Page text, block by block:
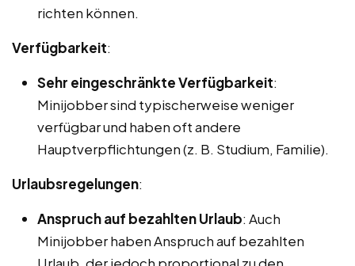
richten können.
Verfügbarkeit:
Sehr eingeschränkte Verfügbarkeit:
Minijobber sind typischerweise weniger
verfügbar und haben oft andere
Hauptverpflichtungen (z. B. Studium, Familie).
Urlaubsregelungen:
Anspruch auf bezahlten Urlaub: Auch
Minijobber haben Anspruch auf bezahlten